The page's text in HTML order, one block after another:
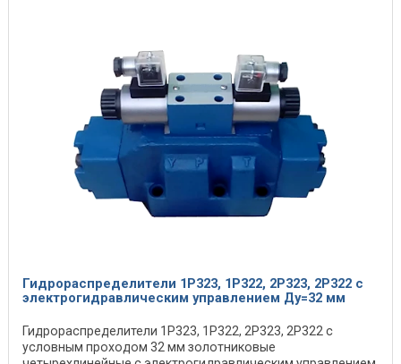
Гидрораспределители 1Р323, 1Р322, 2Р323, 2Р322 с
электрогидравлическим управлением Ду=32 мм
Гидрораспределители 1Р323, 1Р322, 2Р323, 2Р322 с
условным проходом 32 мм золотниковые